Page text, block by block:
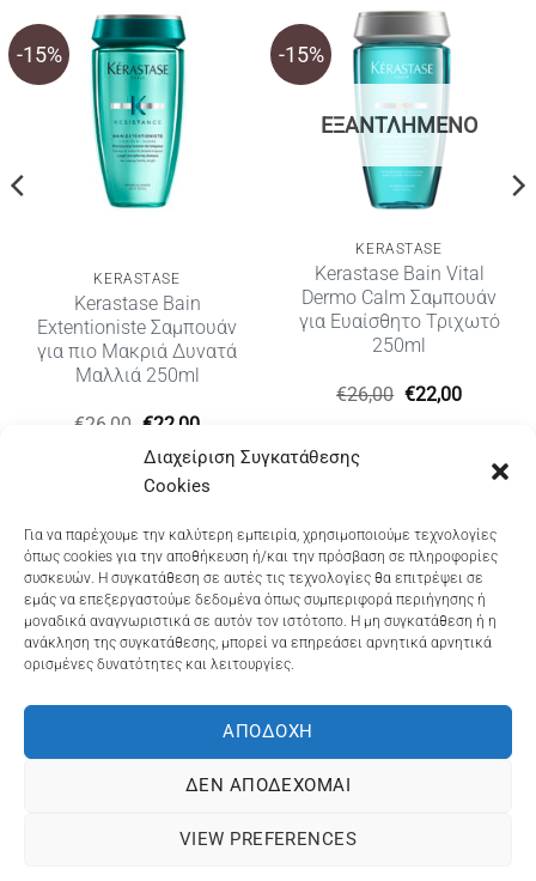
Διαχείριση Συγκατάθεσης
Cookies
Για να παρέχουμε την καλύτερη εμπειρία, χρησιμοποιούμε τεχνολογίες
όπως cookies για την αποθήκευση ή/και την πρόσβαση σε πληροφορίες
συσκευών. Η συγκατάθεση σε αυτές τις τεχνολογίες θα επιτρέψει σε
εμάς να επεξεργαστούμε δεδομένα όπως συμπεριφορά περιήγησης ή
μοναδικά αναγνωριστικά σε αυτόν τον ιστότοπο. Η μη συγκατάθεση ή η
ανάκληση της συγκατάθεσης, μπορεί να επηρεάσει αρνητικά αρνητικά
ορισμένες δυνατότητες και λειτουργίες.
ΑΠΟΔΟΧΉ
ΔΕΝ ΑΠΟΔΈΧΟΜΑΙ
VIEW PREFERENCES
-15%
KERASTASE
Kerastase Bain
Extentioniste Σαμπουάν
για πιο Μακριά Δυνατά
Μαλλιά 250ml
€26,00 Original
was:
€26,00.
€22,00Η
τιμή
είναι:
€22,00.
-15%
ΕΞΑΝΤΛΗΜΈΝΟ
KERASTASE
Kerastase Bain Vital
Dermo Calm Σαμπουάν
για Ευαίσθητο Τριχωτό
250ml
€26,00 Original
price
€22,00Η
€22,00.
Dioni Hair Care, Ζυμβρακάκηδων 33, τηλ 28210
91906
Dioni Hair Spa, Κ. Σφακιανάκη 5, τηλ 28210 94712
On
Delivery
ΤΡΟΠΟΙ ΠΛΗΡΩΜΗΣ
ΠΟΛΙΤΙΚΉ ΕΠΙΣΤΡΟΦΏΝ
ΠΟΛΙΤΙΚΉ ΑΠΟΡΡΉΤΟΥ – COOKIES (ΕΕ)
. Powered byOCS eShop Development